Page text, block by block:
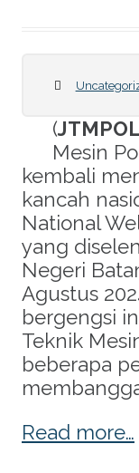
(
Mesin
kembali
kancah
National
yang
Negeri
Agustus
bergengsi
Teknik
beberapa
Read more…